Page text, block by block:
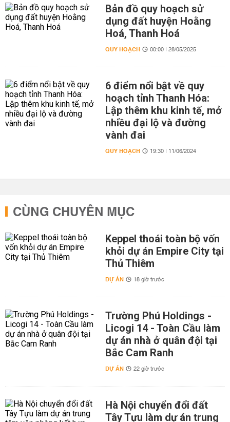
Bản đồ quy hoạch sử
dụng đất huyện Hoằng
Hoá, Thanh Hoá
QUY HOẠCH 00:00 | 28/05/2025
6 điểm nổi bật về quy
hoạch tỉnh Thanh Hóa:
Lập thêm khu kinh tế, mở
nhiều đại lộ và đường
vành đai
QUY HOẠCH 19:30 | 11/06/2024
CÙNG CHUYÊN MỤC
Keppel thoái toàn bộ vốn
khỏi dự án Empire City tại
Thủ Thiêm
DỰ ÁN 18 giờ trước
Trường Phú Holdings -
Licogi 14 - Toàn Cầu làm
dự án nhà ở quân đội tại
Bắc Cam Ranh
DỰ ÁN 22 giờ trước
Hà Nội chuyển đổi đất
Tây Tựu làm dự án trung